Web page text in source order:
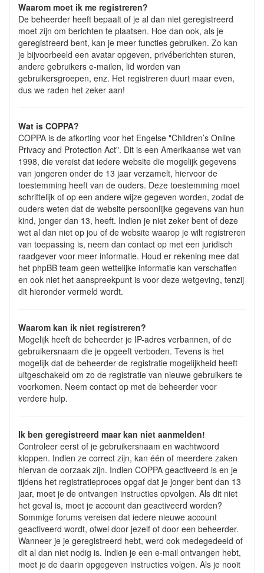
Waarom moet ik me registreren?
De beheerder heeft bepaalt of je al dan niet geregistreerd
moet zijn om berichten te plaatsen. Hoe dan ook, als je
geregistreerd bent, kan je meer functies gebruiken. Zo kan
je bijvoorbeeld een avatar opgeven, privéberichten sturen,
andere gebruikers e-mailen, lid worden van
gebruikersgroepen, enz. Het registreren duurt maar even,
dus we raden het zeker aan!
Wat is COPPA?
COPPA is de afkorting voor het Engelse "Children’s Online
Privacy and Protection Act". Dit is een Amerikaanse wet van
1998, die vereist dat iedere website die mogelijk gegevens
van jongeren onder de 13 jaar verzamelt, hiervoor de
toestemming heeft van de ouders. Deze toestemming moet
schriftelijk of op een andere wijze gegeven worden, zodat de
ouders weten dat de website persoonlijke gegevens van hun
kind, jonger dan 13, heeft. Indien je niet zeker bent of deze
wet al dan niet op jou of de website waarop je wilt registreren
van toepassing is, neem dan contact op met een juridisch
raadgever voor meer informatie. Houd er rekening mee dat
het phpBB team geen wettelijke informatie kan verschaffen
en ook niet het aanspreekpunt is voor deze wetgeving, tenzij
dit hieronder vermeld wordt.
Waarom kan ik niet registreren?
Mogelijk heeft de beheerder je IP-adres verbannen, of de
gebruikersnaam die je opgeeft verboden. Tevens is het
mogelijk dat de beheerder de registratie mogelijkheid heeft
uitgeschakeld om zo de registratie van nieuwe gebruikers te
voorkomen. Neem contact op met de beheerder voor
verdere hulp.
Ik ben geregistreerd maar kan niet aanmelden!
Controleer eerst of je gebruikersnaam en wachtwoord
kloppen. Indien ze correct zijn, kan één of meerdere zaken
hiervan de oorzaak zijn. Indien COPPA geactiveerd is en je
tijdens het registratieproces opgaf dat je jonger bent dan 13
jaar, moet je de ontvangen instructies opvolgen. Als dit niet
het geval is, moet je account dan geactiveerd worden?
Sommige forums vereisen dat iedere nieuwe account
geactiveerd wordt, ofwel door jezelf of door een beheerder.
Wanneer je je geregistreerd hebt, werd ook medegedeeld of
dit al dan niet nodig is. Indien je een e-mail ontvangen hebt,
moet je de daarin opgegeven instructies volgen. Als je nooit